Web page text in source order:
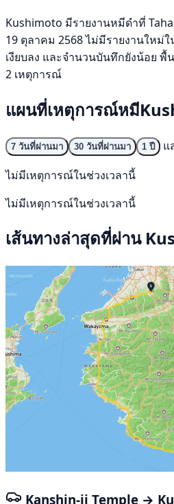
Kushimoto มีรายงานหมีดำที่
19 ตุลาคม 2568 ไม่มีรายงานใหม่
เงียบลง และจำนวนบันทึกยังน้อย
2 เหตุการณ์
แผนที่เหตุการณ์หมี
7 วันที่ผ่านมา 30 วันที่ผ่านมา 1 ปี
แ
ไม่มีเหตุการณ์ในช่วงเวลานี้
ไม่มีเหตุการณ์ในช่วงเวลานี้
เส้นทางล่าสุดที่ผ่าน
Kanshin-ji Temple →